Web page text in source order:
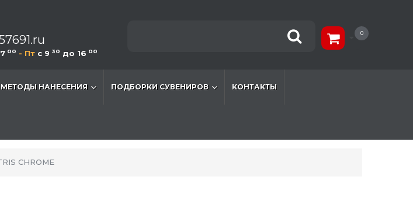
00 - Пт c 9 30 до 16 00
0
МЕТОДЫ НАНЕСЕНИЯ ПОДБОРКИ СУВЕНИРОВ КОНТАКТЫ
CHROME